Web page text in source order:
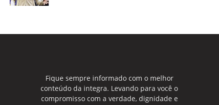
Fique sempre informado com o melhor
conteúdo da integra. Levando para você o
compromisso com a verdade, dignidade e